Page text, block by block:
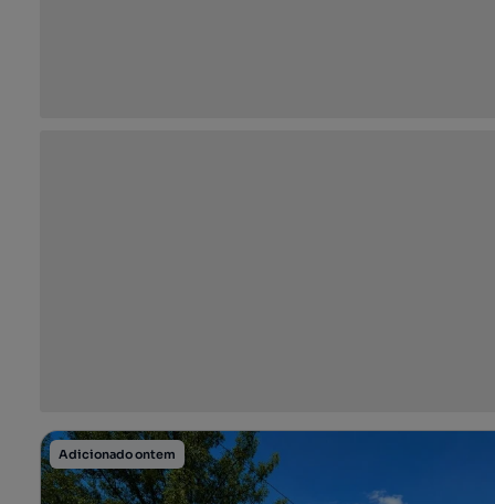
Adicionado ontem